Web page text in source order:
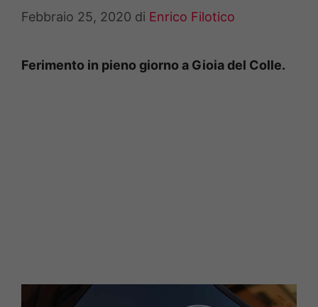
Febbraio 25, 2020 di Enrico Filotico
Ferimento in pieno giorno a Gioia del Colle.